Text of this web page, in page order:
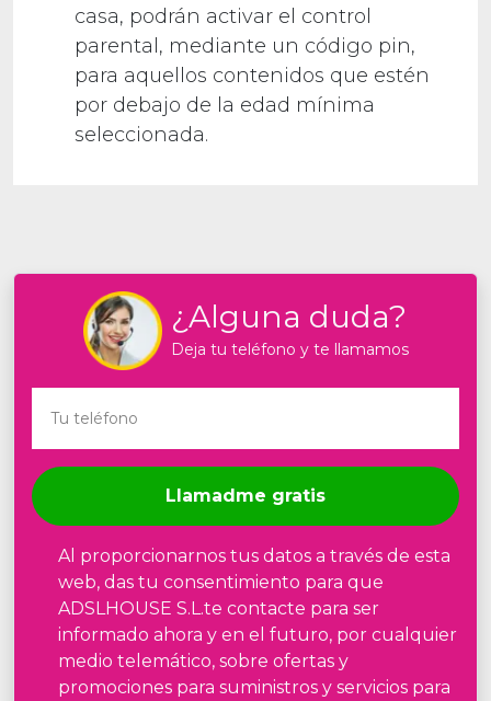
casa, podrán activar el control
parental, mediante un código pin,
para aquellos contenidos que estén
por debajo de la edad mínima
seleccionada.
¿Alguna duda?
Deja tu teléfono y te llamamos
Llamadme gratis
Al proporcionarnos tus datos a través de esta
web, das tu consentimiento para que
ADSLHOUSE S.L.te contacte para ser
informado ahora y en el futuro, por cualquier
medio telemático, sobre ofertas y
promociones para suministros y servicios para